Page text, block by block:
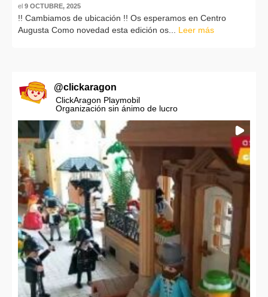
el 9 OCTUBRE, 2025
!! Cambiamos de ubicación !! Os esperamos en Centro
Augusta Como novedad esta edición os... Leer más
@clickaragon
ClickAragon Playmobil
Organización sin ánimo de lucro